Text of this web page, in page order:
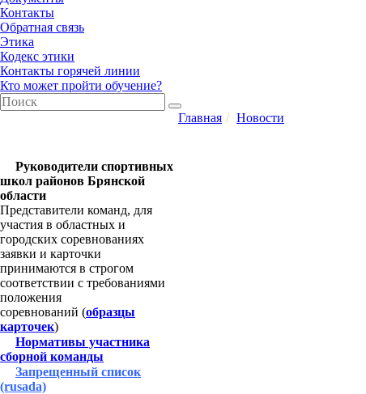
Контакты
Обратная связь
Этика
Кодекс этики
Контакты горячей линии
Кто может пройти обучение?
Руководители спортивных
школ районов Брянской
области
Представители команд, для
участия в областных и
городских соревнованиях
заявки и карточки
принимаются в строгом
соответствии с требованиями
положения
соревнований (образцы
карточек)
Нормативы участника
сборной команды
Запрещенный список
(rusada)
Главная Новости